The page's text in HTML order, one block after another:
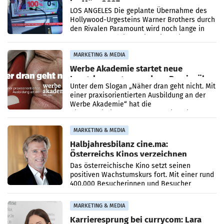
im März 2027
LOS ANGELES Die geplante Übernahme des
Hollywood-Urgesteins Warner Brothers durch
den Rivalen Paramount wird noch lange in
MARKETING & MEDIA
Werbe Akademie startet neue
Imagekampagne rund um Praxisnähe
Unter dem Slogan „Näher dran geht nicht. Mit
einer praxisorientierten Ausbildung an der
Werbe Akademie“ hat die
MARKETING & MEDIA
Halbjahresbilanz cine.ma:
Österreichs Kinos verzeichnen
400.000 Besucher mehr
Das österreichische Kino setzt seinen
positiven Wachstumskurs fort. Mit einer rund
400.000 Besucherinnen und Besucher
höheren Nettoreichweite im ersten Halbjahr
2026 gegenüber dem
MARKETING & MEDIA
Karrieresprung bei currycom: Lara